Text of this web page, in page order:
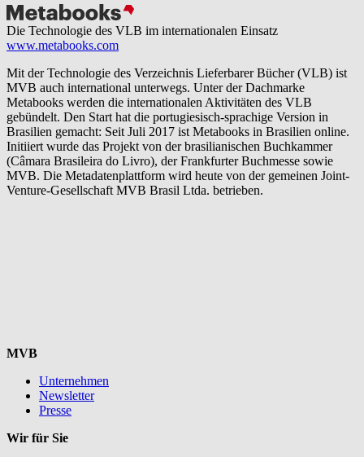
Die Technologie des VLB im internationalen Einsatz
www.metabooks.com
Mit der Technologie des Verzeichnis Lieferbarer Bücher (VLB) ist
MVB auch international unterwegs. Unter der Dachmarke
Metabooks werden die internationalen Aktivitäten des VLB
gebündelt. Den Start hat die portugiesisch-sprachige Version in
Brasilien gemacht: Seit Juli 2017 ist Metabooks in Brasilien online.
Initiiert wurde das Projekt von der brasilianischen Buchkammer
(Câmara Brasileira do Livro), der Frankfurter Buchmesse sowie
MVB. Die Metadatenplattform wird heute von der gemeinen Joint-
Venture-Gesellschaft MVB Brasil Ltda. betrieben.
MVB
Unternehmen
Newsletter
Presse
Wir für Sie